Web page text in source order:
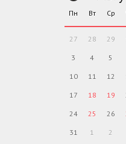
Пн Вт Ср
27 28 29
3 4 5
10 11 12
17 18 19
24 25 26
31 1 2